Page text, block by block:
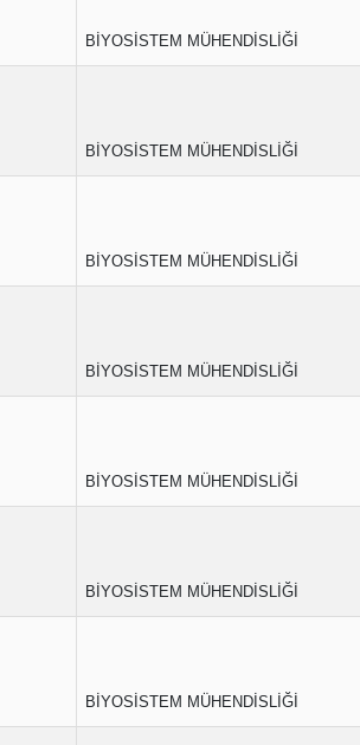
BİYOSİSTEM MÜHENDİSLİĞİ
BİYOSİSTEM MÜHENDİSLİĞİ
BİYOSİSTEM MÜHENDİSLİĞİ
BİYOSİSTEM MÜHENDİSLİĞİ
BİYOSİSTEM MÜHENDİSLİĞİ
BİYOSİSTEM MÜHENDİSLİĞİ
BİYOSİSTEM MÜHENDİSLİĞİ